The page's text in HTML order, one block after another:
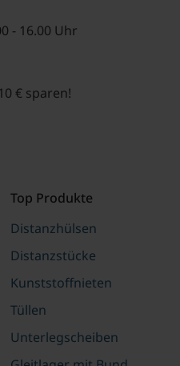
- 16.00 Uhr
€ sparen!
Top Produkte
Distanzhülsen
Distanzstücke
Kunststoffnieten
Tüllen
Unterlegscheiben